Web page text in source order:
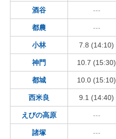
酒谷 ---
都農 ---
小林 7.8 (14:10)
神門 10.7 (15:30)
都城 10.0 (15:10)
西米良 9.1 (14:40)
えびの高原 ---
諸塚 ---